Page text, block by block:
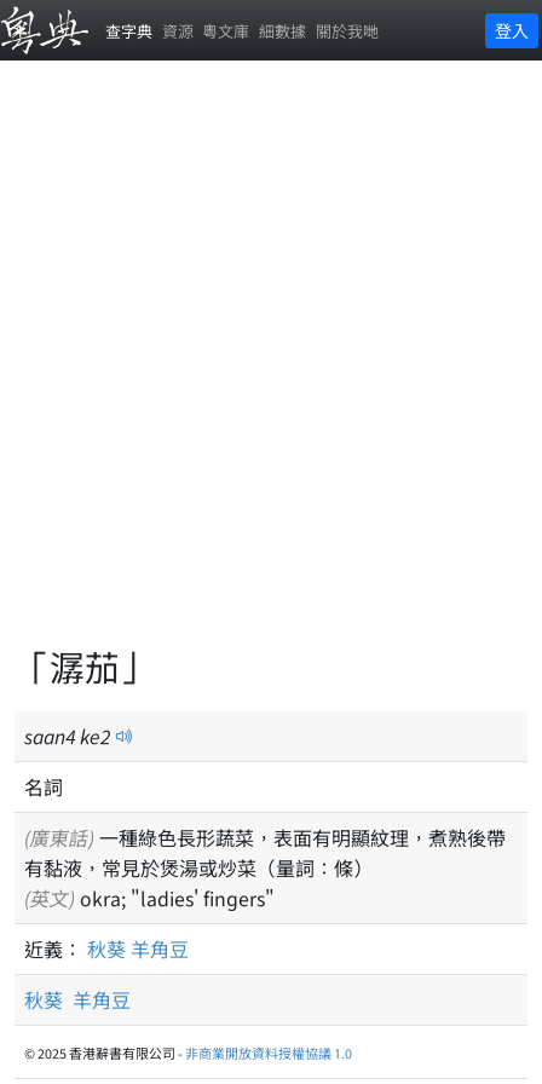
查字典 資源 粵文庫 細數據 關於我哋 登入
「潺茄」
saan4ke2
名詞
(廣東話) 一種綠色長形蔬菜，表面有明顯紋理，煮熟後帶
有黏液，常見於煲湯或炒菜（量詞：條）
(英文) okra; "ladies' fingers"
近義： 秋葵 羊角豆
秋葵 羊角豆
© 2025 香港辭書有限公司 -非商業開放資料授權協議 1.0